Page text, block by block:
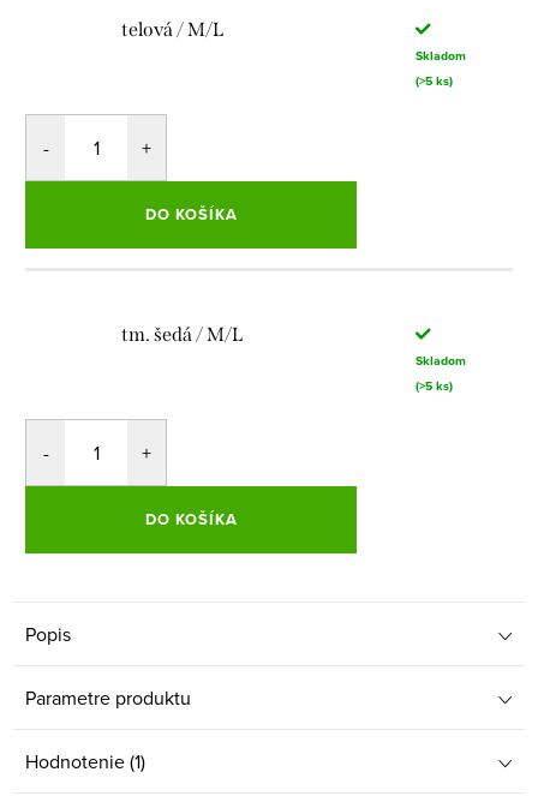
telová / M/L
Skladom
(>5 ks)
DO KOŠÍKA
tm. šedá / M/L
Skladom
(>5 ks)
DO KOŠÍKA
Popis
Parametre produktu
Hodnotenie (1)